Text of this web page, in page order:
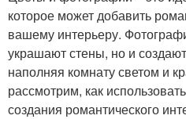
Антитренды в
интерьере
которое может добавить
вашему интерьеру.
украшают стены, но и
наполняя комнату светом и
рассмотрим, как
создания романтического